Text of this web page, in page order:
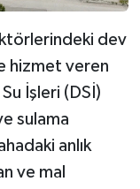
dev
hizmet veren
İşleri (DSİ)
sulama
anlık
ve mal